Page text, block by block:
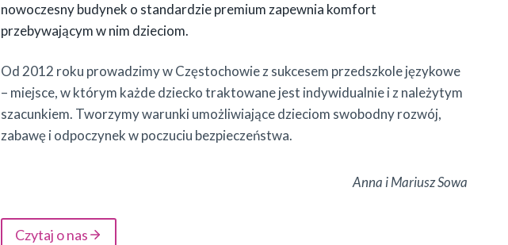
nowoczesny budynek o standardzie premium zapewnia komfort
przebywającym w nim dzieciom.
Od 2012 roku prowadzimy w Częstochowie z sukcesem przedszkole językowe
– miejsce, w którym każde dziecko traktowane jest indywidualnie i z należytym
szacunkiem. Tworzymy warunki umożliwiające dzieciom swobodny rozwój,
zabawę i odpoczynek w poczuciu bezpieczeństwa.
Anna i Mariusz Sowa
Czytaj o nas